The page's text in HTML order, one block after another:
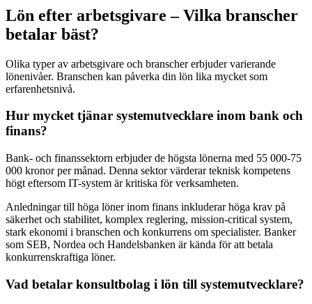
Lön efter arbetsgivare – Vilka branscher
betalar bäst?
Olika typer av arbetsgivare och branscher erbjuder varierande
lönenivåer. Branschen kan påverka din lön lika mycket som
erfarenhetsnivå.
Hur mycket tjänar systemutvecklare inom bank och
finans?
Bank- och finanssektorn erbjuder de högsta lönerna med 55 000-75
000 kronor per månad. Denna sektor värderar teknisk kompetens
högt eftersom IT-system är kritiska för verksamheten.
Anledningar till höga löner inom finans inkluderar höga krav på
säkerhet och stabilitet, komplex reglering, mission-critical system,
stark ekonomi i branschen och konkurrens om specialister. Banker
som SEB, Nordea och Handelsbanken är kända för att betala
konkurrenskraftiga löner.
Vad betalar konsultbolag i lön till systemutvecklare?